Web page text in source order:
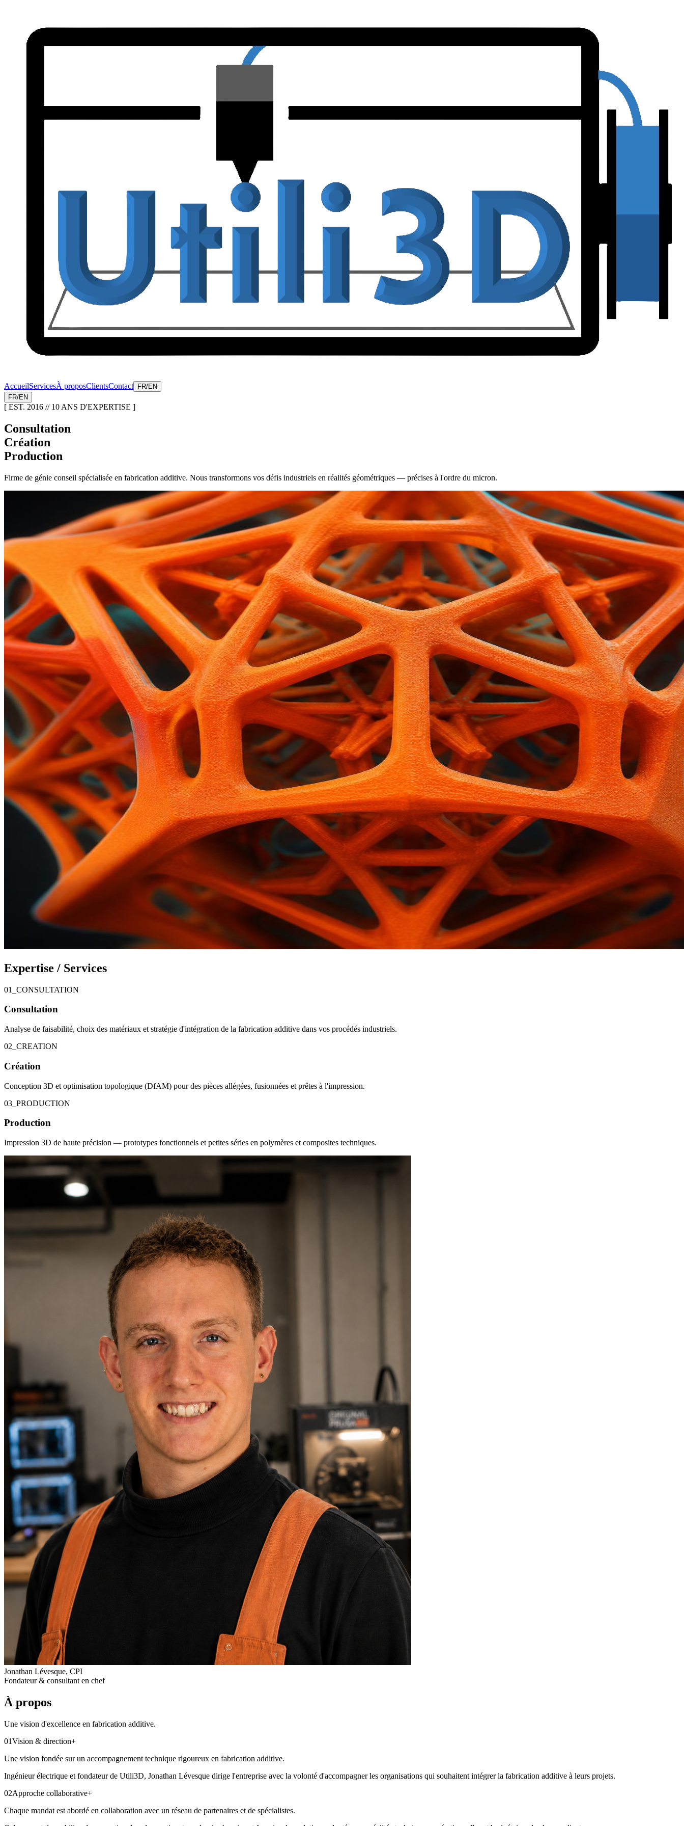
AccueilServicesÀ proposClientsContact FR/EN
FR/EN
[ EST. 2016 // 10 ANS D'EXPERTISE ]
Consultation
Création
Production
Firme de génie conseil spécialisée en fabrication additive. Nous transformons vos défis industriels en réalités géométriques — précises à l'ordre du micron.
Expertise / Services
01_CONSULTATION
Consultation
Analyse de faisabilité, choix des matériaux et stratégie d'intégration de la fabrication additive dans vos procédés industriels.
02_CREATION
Création
Conception 3D et optimisation topologique (DfAM) pour des pièces allégées, fusionnées et prêtes à l'impression.
03_PRODUCTION
Production
Impression 3D de haute précision — prototypes fonctionnels et petites séries en polymères et composites techniques.
Jonathan Lévesque, CPI
Fondateur & consultant en chef
À propos
Une vision d'excellence en fabrication additive.
01Vision & direction+
Une vision fondée sur un accompagnement technique rigoureux en fabrication additive.
Ingénieur électrique et fondateur de Utili3D, Jonathan Lévesque dirige l'entreprise avec la volonté d'accompagner les organisations qui souhaitent intégrer la fabrication additive à leurs projets.
02Approche collaborative+
Chaque mandat est abordé en collaboration avec un réseau de partenaires et de spécialistes.